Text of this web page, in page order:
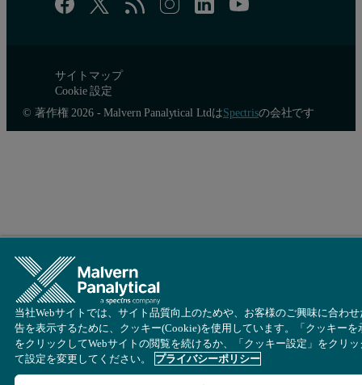
Figure 5: Microdiffraction measurement of a spot on the blue pigment,
Red pigment:
The red pigment was identified as cinnabar, HgS (Figure 7).
サイトマップ
Cookie 設定
© 著作権 2026 - Malvern Panalytical LtdはSpectrisの会社です
当社Webサイトでは、サイト品質向上のためや、お客様のご興味に合わせ
告を表示するために、クッキー(Cookie)を使用しています。「クッキーを
をクリックしてWebサイトの閲覧を続けるか、「クッキー設定」をクリッ
て設定を変更してください。
プライバシーポリシー